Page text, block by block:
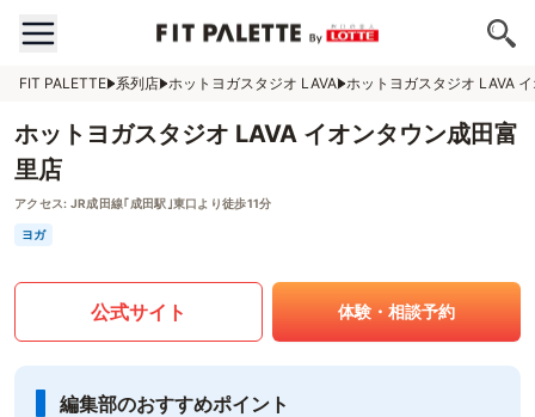
FIT PALETTE 系列店 ホットヨガスタジオ LAVA ホットヨガスタジオ LAVA
ホットヨガスタジオ LAVA イオンタウン成田富
里店
アクセス: JR成田線｢成田駅｣東口より徒歩11分
ヨガ
公式サイト 体験・相談予約
編集部のおすすめポイント